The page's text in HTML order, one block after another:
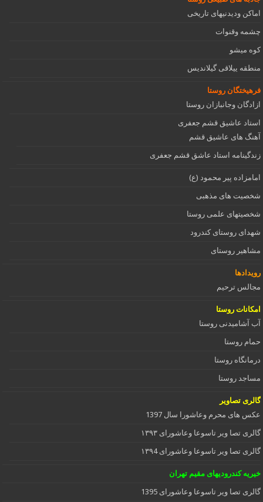
اماکن ودیدنیهای تاریخی
چشمه وقنوات
کوه میشو
منطقه ییلاقی گیلاندیس
فرهیختگان روستا
ازادگان وجانبازان روستا
استاد عاشیق قشم جعفری
آهنگ های عاشیق قشم
زندگینامه استاد عاشق قشم جعفری
امامزاده پیر محمود (ع)
شخصیت های مذهبی
شخصیتهای علمی روستا
شهدای روستای کندرود
مشاهیر روستای
رویدادها
مجالس ترحیم
امکانات روستا
آب آشامیدنی روستا
حمام روستا
درمانگاه روستا
مساجد روستا
گالری تصاویر
عکس های محرم وعاشورا سال 1397
گالری تصا ویر تاسوعا وعاشورای ۱۳۹۳
گالری تصا ویر تاسوعا وعاشورای ۱۳۹4
خیریه کندرودیهای مقیم تهران
گالری تصا ویر تاسوعا وعاشورای 1395